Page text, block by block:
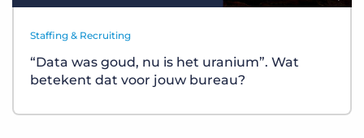
Staffing & Recruiting
“Data was goud, nu is het uranium”. Wat
betekent dat voor jouw bureau?